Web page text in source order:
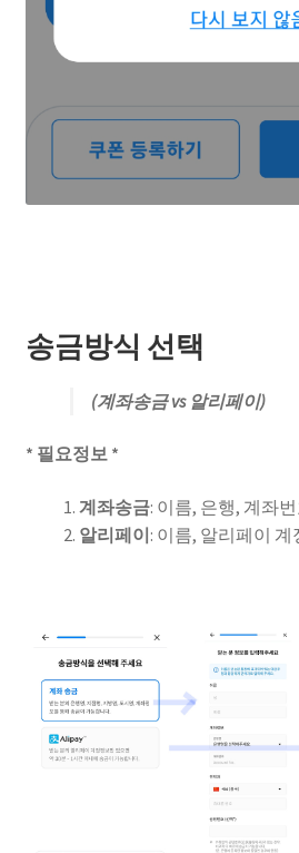
송금방식 선택
(계좌송금 vs 알리페이)
* 필요정보 *
계좌송금: 이름, 은행, 계좌
알리페이: 이름, 알리페이 계